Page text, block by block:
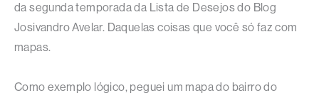
da segunda temporada da Lista de Desejos do Blog
Josivandro Avelar. Daquelas coisas que você só faz com
mapas.
Como exemplo lógico, peguei um mapa do bairro do